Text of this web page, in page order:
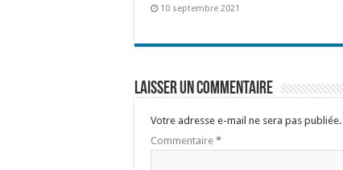
10 septembre 2021
Laisser un commentaire
Votre adresse e-mail ne sera pas publiée.
Commentaire *